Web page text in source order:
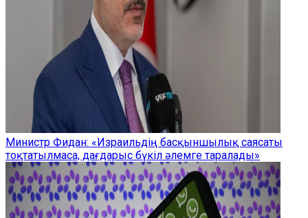
Министр Фидан: «Израильдің басқыншылық саясаты
тоқтатылмаса, дағдарыс бүкіл әлемге таралады»